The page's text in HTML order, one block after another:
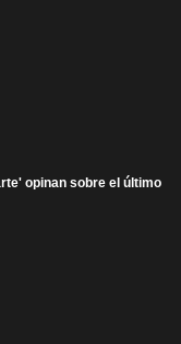
opinan sobre el último